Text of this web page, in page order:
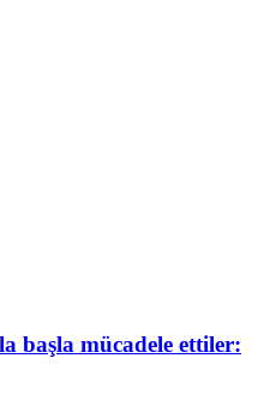
başla mücadele ettiler: